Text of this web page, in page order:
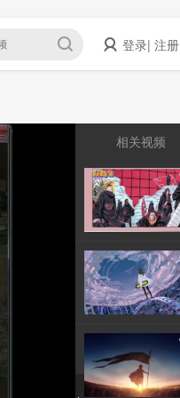
登录| 注册
相关视频